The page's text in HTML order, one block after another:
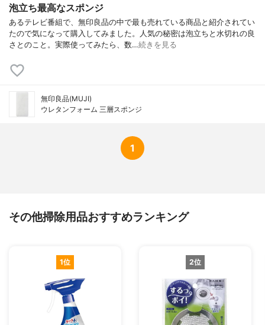
泡立ち最高なスポンジ
あるテレビ番組で、無印良品の中で最も売れている商品と紹介されてい
たので気になって購入してみました。人気の秘密は泡立ちと水切れの良
さとのこと。実際使ってみたら、数…続きを見る
無印良品(MUJI)
ウレタンフォーム 三層スポンジ
1
その他掃除用品おすすめランキング
1位 2位